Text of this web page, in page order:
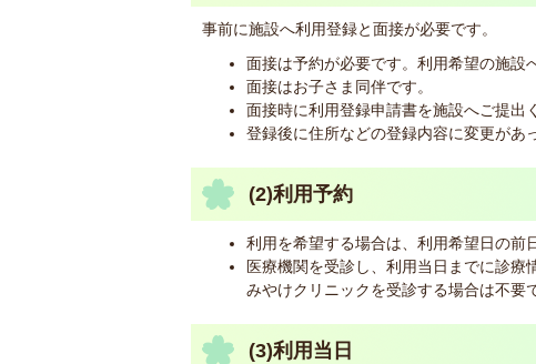
事前に施設へ利用登録と面接が必要です。
面接は予約が必要です。利用希望の施設
面接はお子さま同伴です。
面接時に利用登録申請書を施設へご提出
登録後に住所などの登録内容に変更があ
(2)利用予約
利用を希望する場合は、利用希望日の前
医療機関を受診し、利用当日までに診
みやけクリニックを受診する場合は不要
(3)利用当日